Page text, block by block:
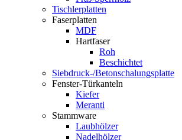
Tischlerplatten
Faserplatten
MDF
Hartfaser
Roh
Beschichtet
Siebdruck-/Betonschalungsplatte
Fenster-Türkanteln
Kiefer
Meranti
Stammware
Laubhölzer
Nadelhölzer